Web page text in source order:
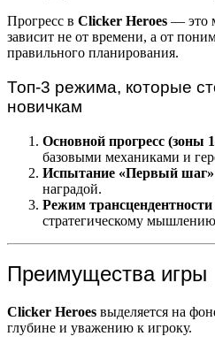
Прогресс в Clicker Heroes — это
зависит не от времени, а от
правильного планирования.
Топ-3 режима, которые
новичкам
Основной прогресс (зоны
базовыми механиками и
Испытание «Первый шаг»
наградой.
Режим
стратегическому
Преимущества игры
Clicker Heroes выделяется на
глубине и уважению к игроку.